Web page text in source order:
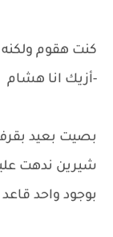
كنت هقوم ولكنه
-أزيك انا هشام
بصيت بعيد
شيرين ندهت
بوجود واحد